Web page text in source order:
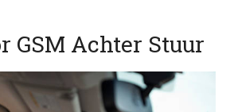
GSM Achter Stuur